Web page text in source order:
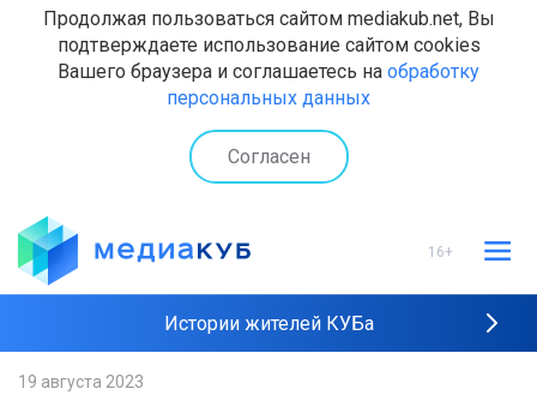
Продолжая пользоваться сайтом mediakub.net, Вы
подтверждаете использование сайтом cookies
Вашего браузера и соглашаетесь на обработку
персональных данных
Согласен
16+
Истории жителей КУБа
19 августа 2023